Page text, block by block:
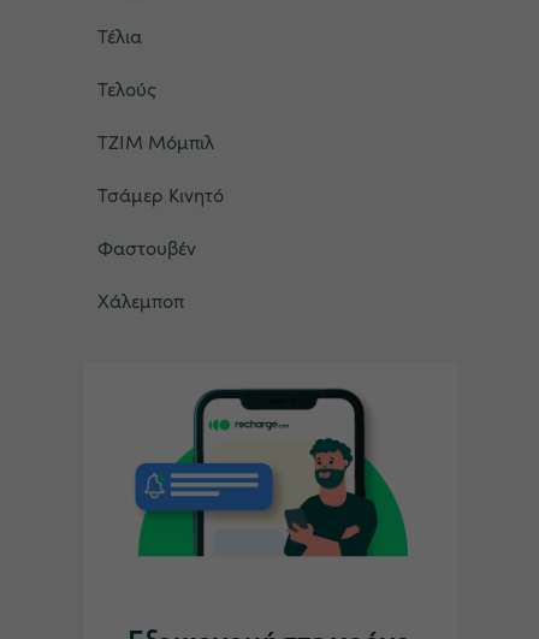
Τέλια
Τελούς
ΤΖΙΜ Μόμπιλ
Τσάμερ Κινητό
Φαστουβέν
Χάλεμποπ